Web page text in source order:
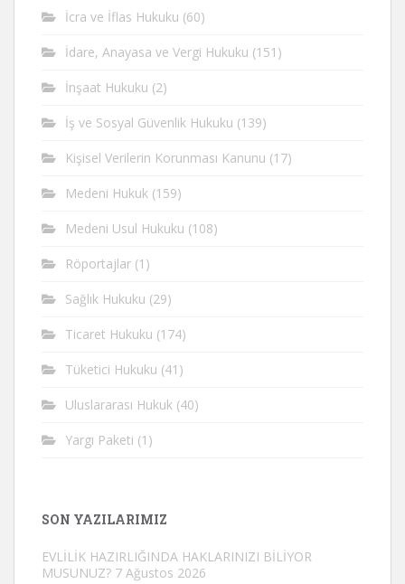
İcra ve İflas Hukuku (60)
İdare, Anayasa ve Vergi Hukuku (151)
İnşaat Hukuku (2)
İş ve Sosyal Güvenlik Hukuku (139)
Kişisel Verilerin Korunması Kanunu (17)
Medeni Hukuk (159)
Medeni Usul Hukuku (108)
Röportajlar (1)
Sağlık Hukuku (29)
Ticaret Hukuku (174)
Tüketici Hukuku (41)
Uluslararası Hukuk (40)
Yargı Paketi (1)
SON YAZILARIMIZ
EVLİLİK HAZIRLIĞINDA HAKLARINIZI BİLİYOR
MUSUNUZ? 7 Ağustos 2026